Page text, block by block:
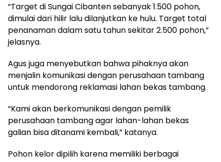
​“Target di Sungai Cibanten sebanyak 1.500 pohon,
dimulai dari hilir lalu dilanjutkan ke hulu. Target total
penanaman dalam satu tahun sekitar 2.500 pohon,”
jelasnya.
​Agus juga menyebutkan bahwa pihaknya akan
menjalin komunikasi dengan perusahaan tambang
untuk mendorong reklamasi lahan bekas tambang.
​“Kami akan berkomunikasi dengan pemilik
perusahaan tambang agar lahan-lahan bekas
galian bisa ditanami kembali,” katanya.
​Pohon kelor dipilih karena memiliki berbagai